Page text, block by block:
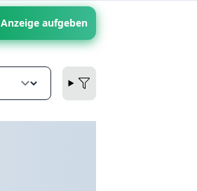
Anzeige aufgeben